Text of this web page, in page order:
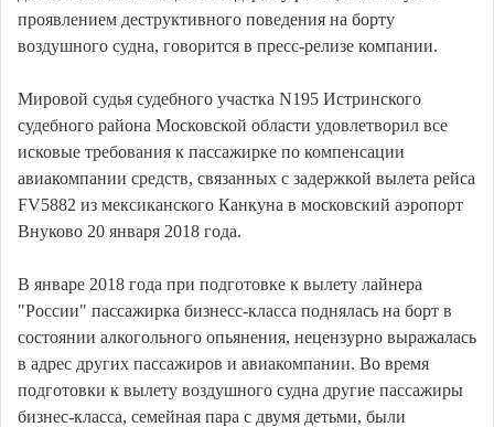
проявлением деструктивного поведения на борту
воздушного судна, говорится в пресс-релизе компании.
Мировой судья судебного участка N195 Истринского
судебного района Московской области удовлетворил все
исковые требования к пассажирке по компенсации
авиакомпании средств, связанных с задержкой вылета рейса
FV5882 из мексиканского Канкуна в московский аэропорт
Внуково 20 января 2018 года.
В январе 2018 года при подготовке к вылету лайнера
"России" пассажирка бизнесс-класса поднялась на борт в
состоянии алкогольного опьянения, нецензурно выражалась
в адрес других пассажиров и авиакомпании. Во время
подготовки к вылету воздушного судна другие пассажиры
бизнес-класса, семейная пара с двумя детьми, были